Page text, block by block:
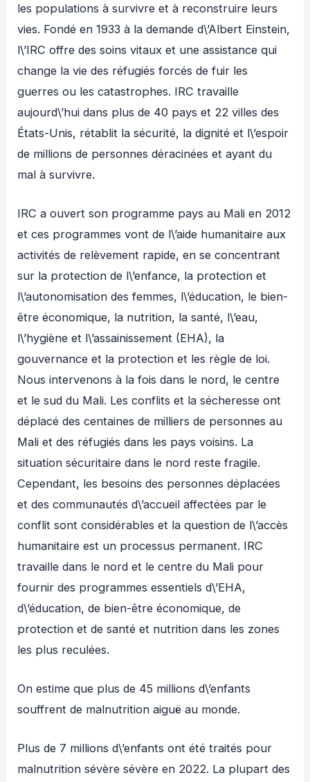
les populations à survivre et à reconstruire leurs
vies. Fondé en 1933 à la demande d\’Albert Einstein,
l\’IRC offre des soins vitaux et une assistance qui
change la vie des réfugiés forcés de fuir les
guerres ou les catastrophes. IRC travaille
aujourd\’hui dans plus de 40 pays et 22 villes des
États-Unis, rétablit la sécurité, la dignité et l\’espoir
de millions de personnes déracinées et ayant du
mal à survivre.
IRC a ouvert son programme pays au Mali en 2012
et ces programmes vont de l\’aide humanitaire aux
activités de relèvement rapide, en se concentrant
sur la protection de l\’enfance, la protection et
l\’autonomisation des femmes, l\’éducation, le bien-
être économique, la nutrition, la santé, l\’eau,
l\’hygiène et l\’assainissement (EHA), la
gouvernance et la protection et les règle de loi.
Nous intervenons à la fois dans le nord, le centre
et le sud du Mali. Les conflits et la sécheresse ont
déplacé des centaines de milliers de personnes au
Mali et des réfugiés dans les pays voisins. La
situation sécuritaire dans le nord reste fragile.
Cependant, les besoins des personnes déplacées
et des communautés d\’accueil affectées par le
conflit sont considérables et la question de l\’accès
humanitaire est un processus permanent. IRC
travaille dans le nord et le centre du Mali pour
fournir des programmes essentiels d\’EHA,
d\’éducation, de bien-être économique, de
protection et de santé et nutrition dans les zones
les plus reculées.
On estime que plus de 45 millions d\’enfants
souffrent de malnutrition aiguë au monde.
Plus de 7 millions d\’enfants ont été traités pour
malnutrition sévère sévère en 2022. La plupart des